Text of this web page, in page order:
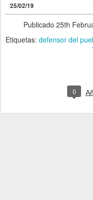
25/02/19
Publicado 25th
Etiquetas: defensor del
0